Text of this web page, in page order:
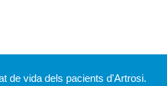
de vida dels pacients d'Artrosi.